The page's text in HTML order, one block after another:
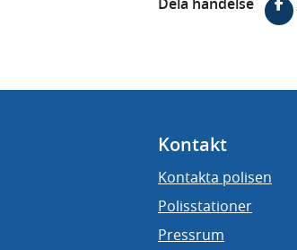
Kontakt
Kontakta polisen
Polisstationer
Pressrum